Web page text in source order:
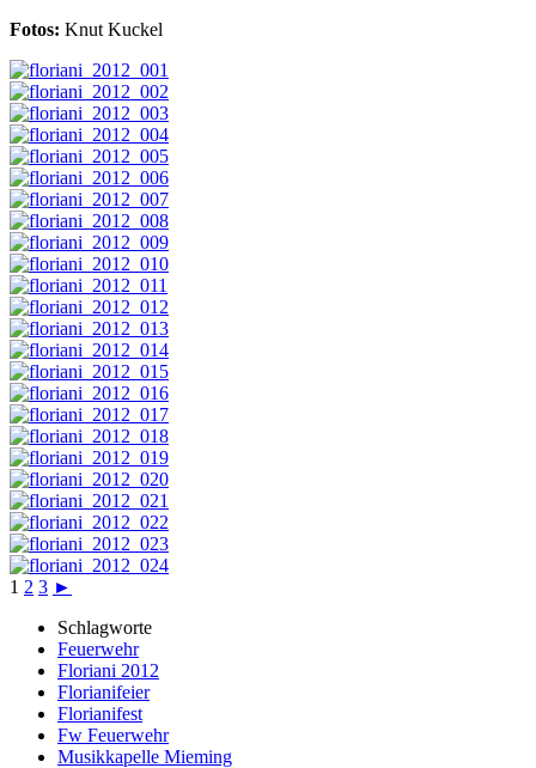
Fotos: Knut Kuckel
1 2 3 ►
Schlagworte
Feuerwehr
Floriani 2012
Florianifeier
Florianifest
Fw Feuerwehr
Musikkapelle Mieming